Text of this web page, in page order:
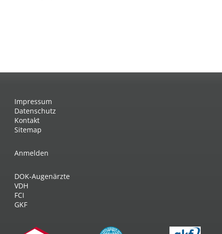
Impressum
Datenschutz
Kontakt
Sitemap
Anmelden
DOK-Augenärzte
VDH
FCI
GKF